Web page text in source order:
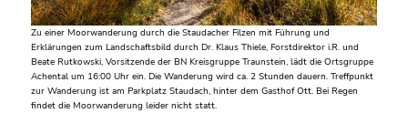
Zu einer Moorwanderung durch die Staudacher Filzen mit Führung und
Erklärungen zum Landschaftsbild durch Dr. Klaus Thiele, Forstdirektor i.R. und
Beate Rutkowski, Vorsitzende der BN Kreisgruppe Traunstein, lädt die Ortsgruppe
Achental um 16:00 Uhr ein. Die Wanderung wird ca. 2 Stunden dauern. Treffpunkt
zur Wanderung ist am Parkplatz Staudach, hinter dem Gasthof Ott. Bei Regen
findet die Moorwanderung leider nicht statt.